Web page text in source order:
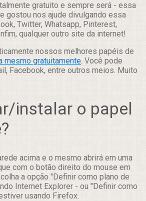
gratuito e sempre será - essa
gostou nos ajude divulgando essa
Twitter, Whatsapp, Pinterest,
qualquer outro site da internet!
nossos melhores papéis de
mesmo gratuitamente. Você pode
Facebook, entre outros meios. Muito
instalar o papel
acima e o mesmo abrirá em uma
com o botão direito do mouse em
a opção "Definir como plano de
Internet Explorer - ou "Definir como
usando Firefox.